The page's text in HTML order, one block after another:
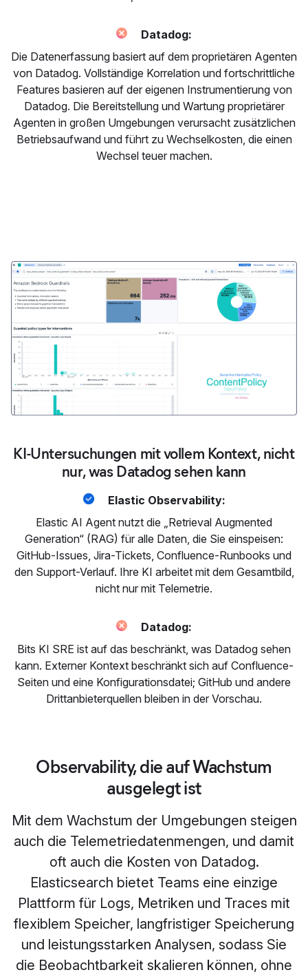
Datadog:
Die Datenerfassung basiert auf dem proprietären Agenten
von Datadog. Vollständige Korrelation und fortschrittliche
Features basieren auf der eigenen Instrumentierung von
Datadog. Die Bereitstellung und Wartung proprietärer
Agenten in großen Umgebungen verursacht zusätzlichen
Betriebsaufwand und führt zu Wechselkosten, die einen
Wechsel teuer machen.
KI-Untersuchungen mit vollem Kontext, nicht
nur, was Datadog sehen kann
Elastic Observability:
Elastic AI Agent nutzt die „Retrieval Augmented
Generation“ (RAG) für alle Daten, die Sie einspeisen:
GitHub-Issues, Jira-Tickets, Confluence-Runbooks und
den Support-Verlauf. Ihre KI arbeitet mit dem Gesamtbild,
nicht nur mit Telemetrie.
Datadog:
Bits KI SRE ist auf das beschränkt, was Datadog sehen
kann. Externer Kontext beschränkt sich auf Confluence-
Seiten und eine Konfigurationsdatei; GitHub und andere
Drittanbieterquellen bleiben in der Vorschau.
Observability, die auf Wachstum
ausgelegt ist
Mit dem Wachstum der Umgebungen steigen
auch die Telemetriedatenmengen, und damit
oft auch die Kosten von Datadog.
Elasticsearch bietet Teams eine einzige
Plattform für Logs, Metriken und Traces mit
flexiblem Speicher, langfristiger Speicherung
und leistungsstarken Analysen, sodass Sie
die Beobachtbarkeit skalieren können, ohne